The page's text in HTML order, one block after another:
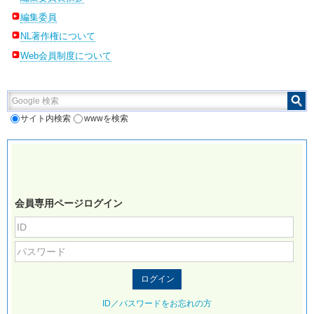
編集委員
NL著作権について
Web会員制度について
Google 検索
サイト内検索 wwwを検索
会員専用ページログイン
ID／パスワードをお忘れの方